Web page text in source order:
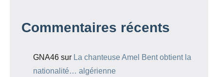
Commentaires récents
GNA46 sur La chanteuse Amel Bent obtient la
nationalité… algérienne